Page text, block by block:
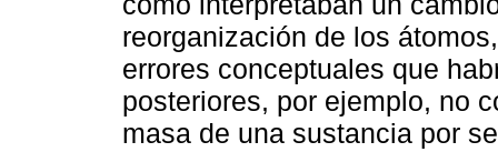
reorganización de los
errores conceptuales que
posteriores, por ejemplo, no
masa de una sustancia por